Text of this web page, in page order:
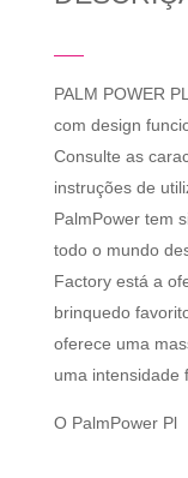
PALM POWER
com design
Consulte as
instruções de
PalmPower tem
todo o mundo
Factory está a
brinquedo
oferece uma
uma intensidade
O PalmPower Pl